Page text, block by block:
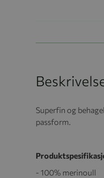
Superfin og
passform.
- 100% merinoull